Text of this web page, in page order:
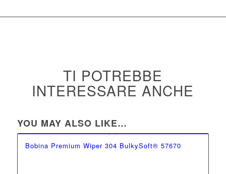
TI POTREBBE
INTERESSARE ANCHE
YOU MAY ALSO LIKE…
Bobina Premium Wiper 304 BulkySoft® 57670